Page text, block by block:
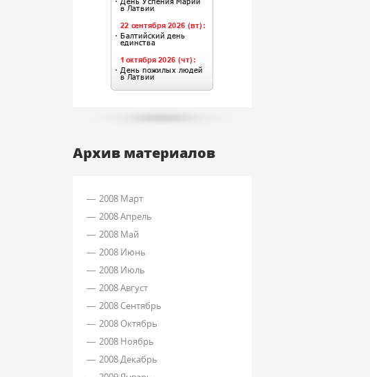
Архив материалов
2008 Март
2008 Апрель
2008 Май
2008 Июнь
2008 Июль
2008 Август
2008 Сентябрь
2008 Октябрь
2008 Ноябрь
2008 Декабрь